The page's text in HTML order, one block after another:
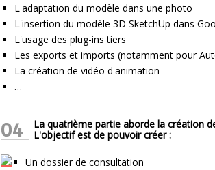
L'adaptation du modèle dans une photo
L'insertion du modèle 3D SketchUp dans
L'usage des plug-ins tiers
Les exports et imports (notamment pour
La création de vidéo d'animation
…
04
La quatrième partie aborde la création
L'objectif est de pouvoir créer :
Un dossier de consultation